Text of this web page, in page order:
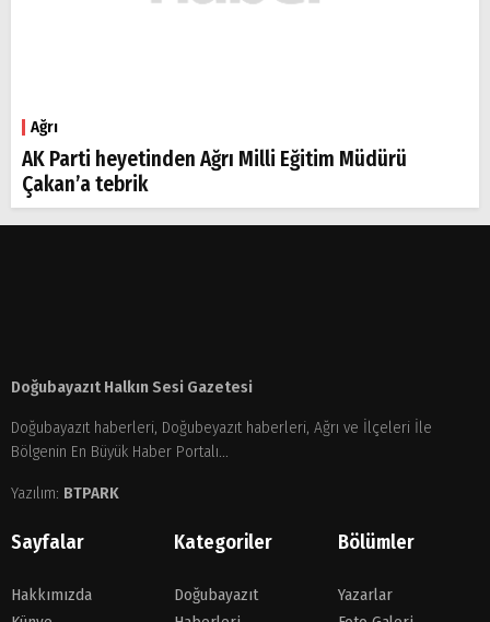
Ağrı
AK Parti heyetinden Ağrı Milli Eğitim Müdürü
Çakan’a tebrik
Doğubayazıt Halkın Sesi Gazetesi
Doğubayazıt haberleri, Doğubeyazıt haberleri, Ağrı ve İlçeleri İle
Bölgenin En Büyük Haber Portalı...
Yazılım: BTPARK
Sayfalar
Hakkımızda
Kategoriler
Doğubayazıt
Bölümler
Yazarlar